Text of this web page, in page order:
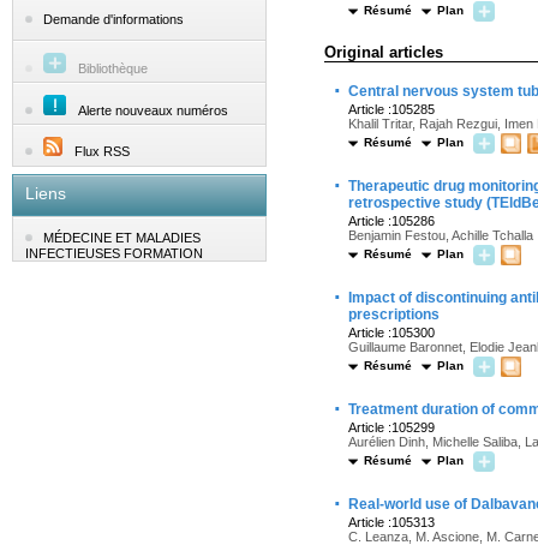
Demande d'informations
Bibliothèque
Alerte nouveaux numéros
Flux RSS
Liens
MÉDECINE ET MALADIES
INFECTIEUSES FORMATION
Résumé Plan
Original articles
· Central nervous system
Article :105285
Khalil Tritar, Rajah Rezgui,
Résumé Plan
· Therapeutic drug
retrospective study
Article :105286
Benjamin Festou, Achille Tchalla
Résumé Plan
·
Impact of discontinuing
prescriptions
Article :105300
Guillaume Baronnet, Elodie
Résumé Plan
· Treatment duration of
Article :105299
Aurélien Dinh, Michelle Saliba,
Résumé Plan
· Real-world use of
Article :105313
C. Leanza, M. Ascione, M.